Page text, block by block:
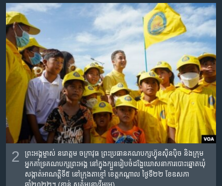
2
ព្រះអង្គម្ចាស់ នរោត្តម ចក្រា​វុធ​ ព្រះប្រធានគណបក្សហ្វ៊ុនស៊ិនប៉ិច​ និង​ក្រុម​
អ្នក​គាំទ្រគណបក្ស​ព្រះអង្គ​ នៅក្នុង​ក្បួនរៀបចំដង្ហែឃោសនាការបោះឆ្នោតឃុំ
សង្កាត់​អាណត្តិ​ទី៥ នៅក្រុងតាខ្មៅ​ ខេត្តកណ្តាល ថ្ងៃទី​២២ ខែឧសភា